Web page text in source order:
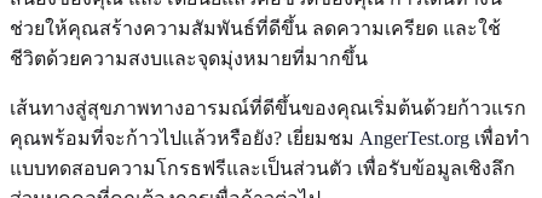
ช่วยให้คุณสร้างความสัมพันธ์ที่ดีขึ้น ลดความเครียด และใช้
ชีวิตด้วยความสงบและจุดมุ่งหมายที่มากขึ้น
เส้นทางสู่สุขภาพทางอารมณ์ที่ดีขึ้นของคุณเริ่มต้นด้วยก้าวแรก
คุณพร้อมที่จะก้าวไปแล้วหรือยัง? เยี่ยมชม AngerTest.org เพื่อทำ
แบบทดสอบความโกรธฟรีและเป็นส่วนตัว เพื่อรับข้อมูลเชิงลึก